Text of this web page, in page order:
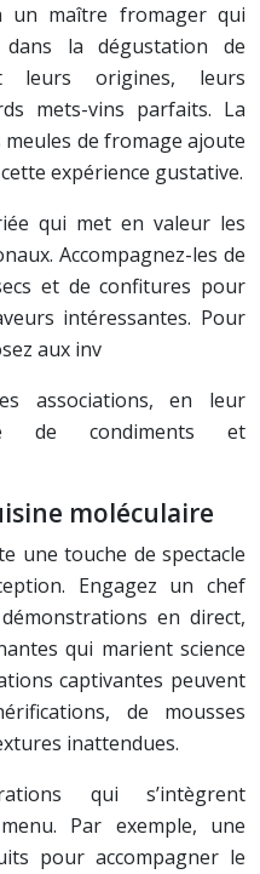
un maître fromager qui
la dégustation de
leurs origines, leurs
mets-vins parfaits. La
de fromage ajoute
expérience gustative.
qui met en valeur les
Accompagnez-les de
et de confitures pour
intéressantes. Pour
aux inv
associations, en leur
de condiments et
moléculaire
une touche de spectacle
Engagez un chef
en direct,
qui marient science
captivantes peuvent
de mousses
inattendues.
qui s’intègrent
Par exemple, une
pour accompagner le